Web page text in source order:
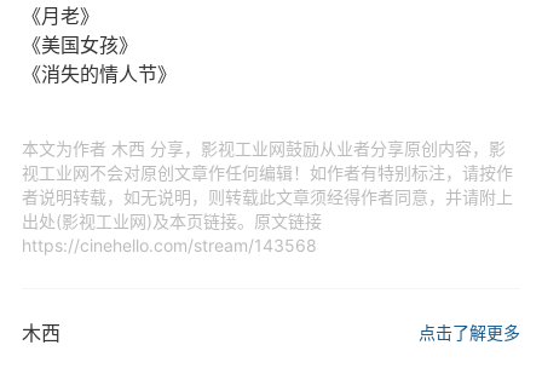
《月老》
《美国女孩》
《消失的情人节》
本文为作者 木西 分享，影视工业网鼓励从业者分享原创内容，影
视工业网不会对原创文章作任何编辑！如作者有特别标注，请按作
者说明转载，如无说明，则转载此文章须经得作者同意，并请附上
出处(影视工业网)及本页链接。原文链接
https://cinehello.com/stream/143568
木西 点击了解更多